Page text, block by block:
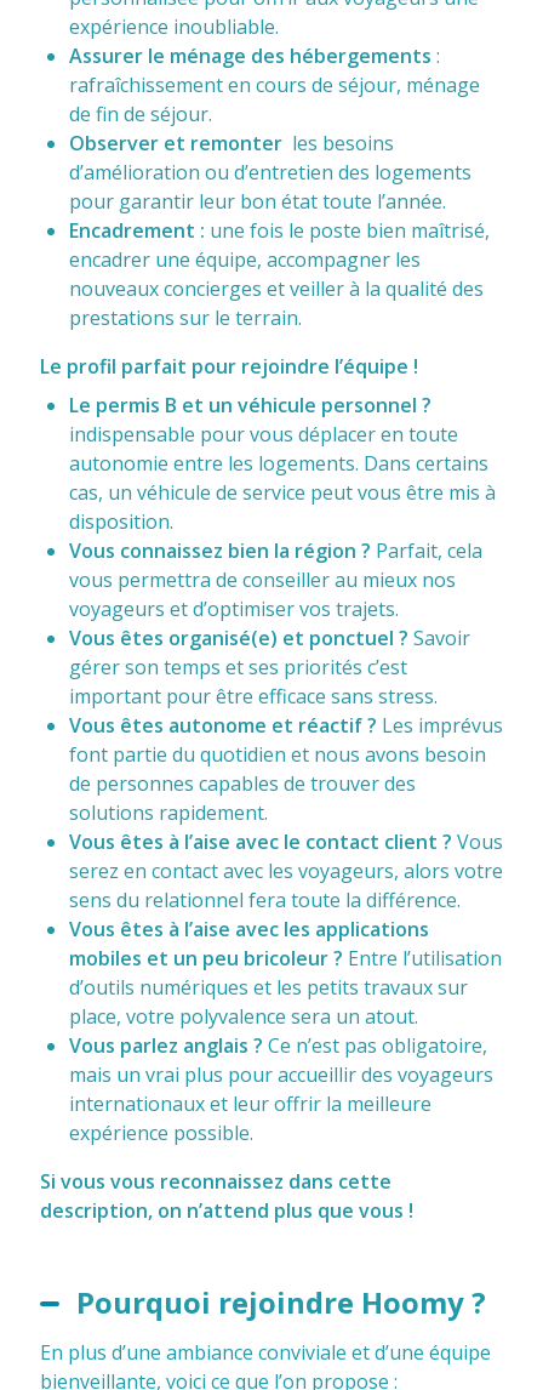
expérience inoubliable.
Assurer le ménage des hébergements :
rafraîchissement en cours de séjour, ménage
de fin de séjour.
Observer et remonter les besoins
d’amélioration ou d’entretien des logements
pour garantir leur bon état toute l’année.
Encadrement : une fois le poste bien maîtrisé,
encadrer une équipe, accompagner les
nouveaux concierges et veiller à la qualité des
prestations sur le terrain.
Le profil parfait pour rejoindre l’équipe !
Le permis B et un véhicule personnel ?
indispensable pour vous déplacer en toute
autonomie entre les logements. Dans certains
cas, un véhicule de service peut vous être mis à
disposition.
Vous connaissez bien la région ? Parfait, cela
vous permettra de conseiller au mieux nos
voyageurs et d’optimiser vos trajets.
Vous êtes organisé(e) et ponctuel ? Savoir
gérer son temps et ses priorités c’est
important pour être efficace sans stress.
Vous êtes autonome et réactif ? Les imprévus
font partie du quotidien et nous avons besoin
de personnes capables de trouver des
solutions rapidement.
Vous êtes à l’aise avec le contact client ? Vous
serez en contact avec les voyageurs, alors votre
sens du relationnel fera toute la différence.
Vous êtes à l’aise avec les applications
mobiles et un peu bricoleur ? Entre l’utilisation
d’outils numériques et les petits travaux sur
place, votre polyvalence sera un atout.
Vous parlez anglais ? Ce n’est pas obligatoire,
mais un vrai plus pour accueillir des voyageurs
internationaux et leur offrir la meilleure
expérience possible.
Si vous vous reconnaissez dans cette
description, on n’attend plus que vous !
Pourquoi rejoindre Hoomy ?
En plus d’une ambiance conviviale et d’une équipe
bienveillante, voici ce que l’on propose :